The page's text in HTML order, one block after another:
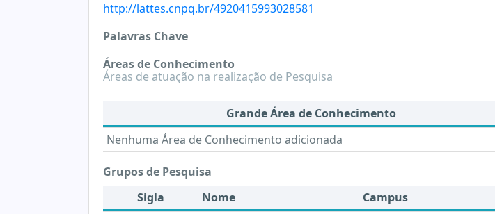
http://lattes.cnpq.br/4920415993028581
Palavras Chave
Áreas de Conhecimento
Áreas de atuação na realização de Pesquisa
Grande Área de Conhecimento
Nenhuma Área de Conhecimento adicionada
Grupos de Pesquisa
Sigla
Nome Campus